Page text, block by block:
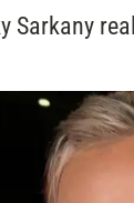
Sarkany